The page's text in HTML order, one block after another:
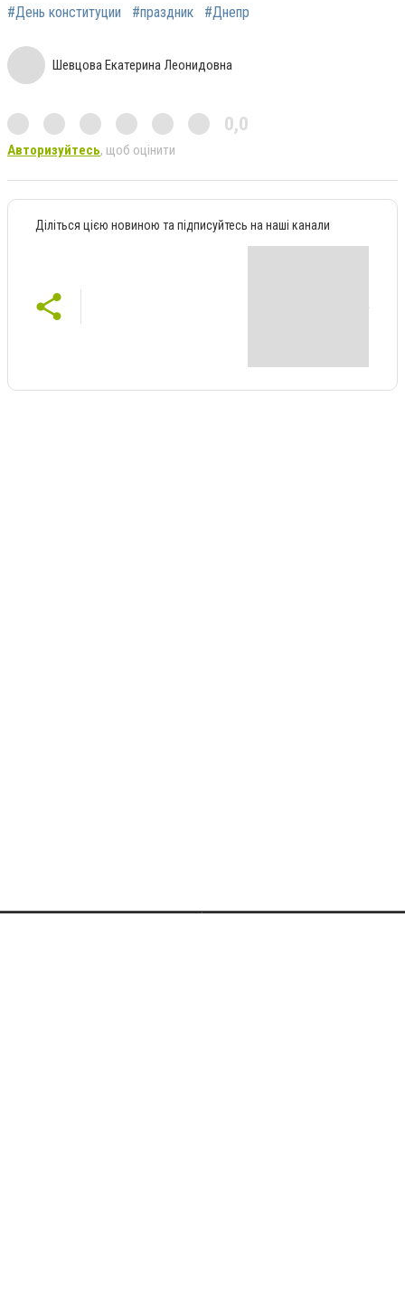
#День конституции #праздник #Днепр
Шевцова Екатерина Леонидовна
0,0
Авторизуйтесь, щоб оцінити
Діліться цією новиною та підписуйтесь на наші канали